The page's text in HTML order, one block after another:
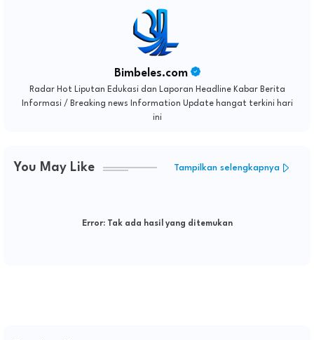
Bimbeles.com
Radar Hot Liputan Edukasi dan Laporan Headline Kabar Berita
Informasi / Breaking news Information Update hangat terkini hari
ini
You May Like Tampilkan selengkapnya
Error:Tak ada hasil yang ditemukan